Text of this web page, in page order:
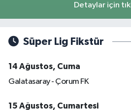
Detaylar için
Süper Lig Fikstür
14 Ağustos, Cuma
Galatasaray - Çorum FK
15 Ağustos, Cumartesi